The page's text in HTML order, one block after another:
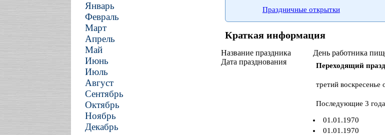
Январь
Февраль
Март
Апрель
Май
Июнь
Июль
Август
Сентябрь
Октябрь
Ноябрь
Декабрь
Праздничные открытки
Краткая информация
Название праздника
День работника
Дата празднования
Переходящий
третий воскресенье
Последующие 3 года
01.01.1970
01.01.1970